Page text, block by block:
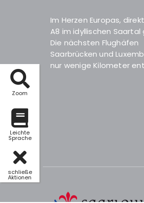
Zoom
Leichte
Sprache
schließe
Aktionen
Im Herzen Europas,
A8 im idyllischen Saartal
Die nächsten Flughäfen
Saarbrücken und
nur wenige Kilometer